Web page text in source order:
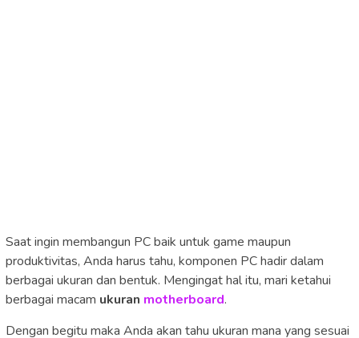
Saat ingin membangun PC baik untuk game maupun
produktivitas, Anda harus tahu, komponen PC hadir dalam
berbagai ukuran dan bentuk. Mengingat hal itu, mari ketahui
berbagai macam ukuran motherboard.
Dengan begitu maka Anda akan tahu ukuran mana yang sesuai